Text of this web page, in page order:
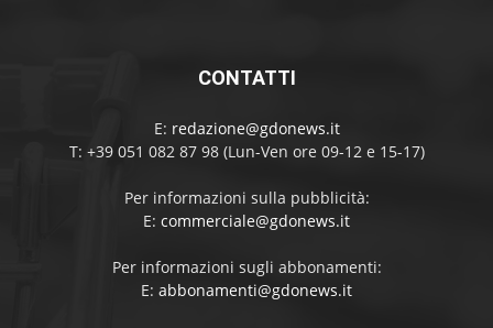
CONTATTI
E: redazione@gdonews.it
T: +39 051 082 87 98 (Lun-Ven ore 09-12 e 15-17)
Per informazioni sulla pubblicità:
E: commerciale@gdonews.it
Per informazioni sugli abbonamenti:
E: abbonamenti@gdonews.it